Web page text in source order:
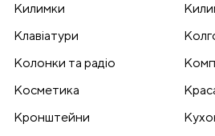
Килимки
Клавіатури
Колонки та радіо
Косметика
Кронштейни